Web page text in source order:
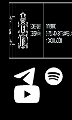
TelegramSpotify
Youtube